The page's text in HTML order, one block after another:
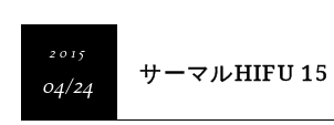
2015
04/24 サーマルHIFU 15